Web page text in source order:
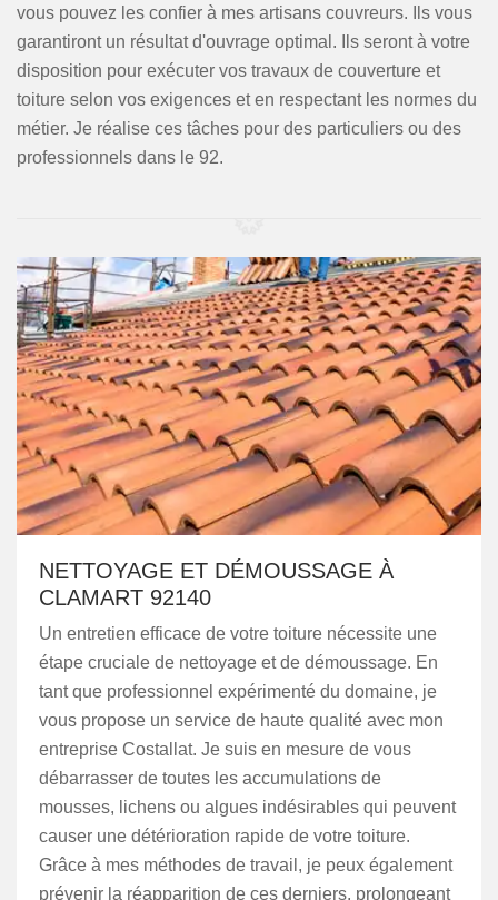
vous pouvez les confier à mes artisans couvreurs. Ils vous
garantiront un résultat d'ouvrage optimal. Ils seront à votre
disposition pour exécuter vos travaux de couverture et
toiture selon vos exigences et en respectant les normes du
métier. Je réalise ces tâches pour des particuliers ou des
professionnels dans le 92.
NETTOYAGE ET DÉMOUSSAGE À
CLAMART 92140
Un entretien efficace de votre toiture nécessite une
étape cruciale de nettoyage et de démoussage. En
tant que professionnel expérimenté du domaine, je
vous propose un service de haute qualité avec mon
entreprise Costallat. Je suis en mesure de vous
débarrasser de toutes les accumulations de
mousses, lichens ou algues indésirables qui peuvent
causer une détérioration rapide de votre toiture.
Grâce à mes méthodes de travail, je peux également
prévenir la réapparition de ces derniers, prolongeant